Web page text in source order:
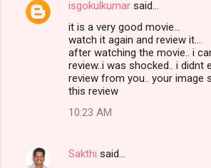
isgokulkumar said…
it is a very good movie...
watch it again and review it...
after watching the movie.. i
review..i was shocked.. i didnt
review from you.. your image
this review
10:23 AM
Sakthi said…